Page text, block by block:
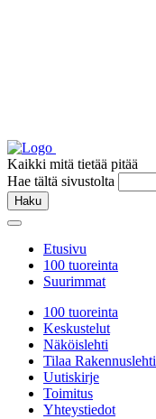
Kaikki mitä tietää pitää
Hae tältä sivustolta
Haku
Etusivu
100 tuoreinta
Suurimmat
100 tuoreinta
Keskustelut
Näköislehti
Tilaa Rakennuslehti
Uutiskirje
Toimitus
Yhteystiedot